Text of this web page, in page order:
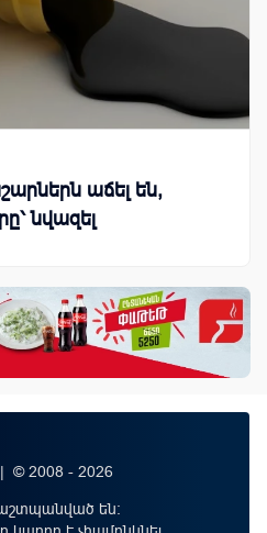
աճել են,
նվազել
2008 - 2026
են: